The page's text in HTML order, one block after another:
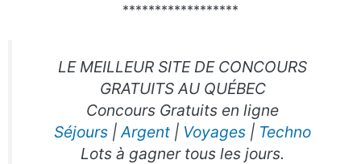
******************
LE MEILLEUR SITE DE CONCOURS
GRATUITS AU QUÉBEC
Concours Gratuits en ligne
Séjours | Argent | Voyages | Techno
Lots à gagner tous les jours.